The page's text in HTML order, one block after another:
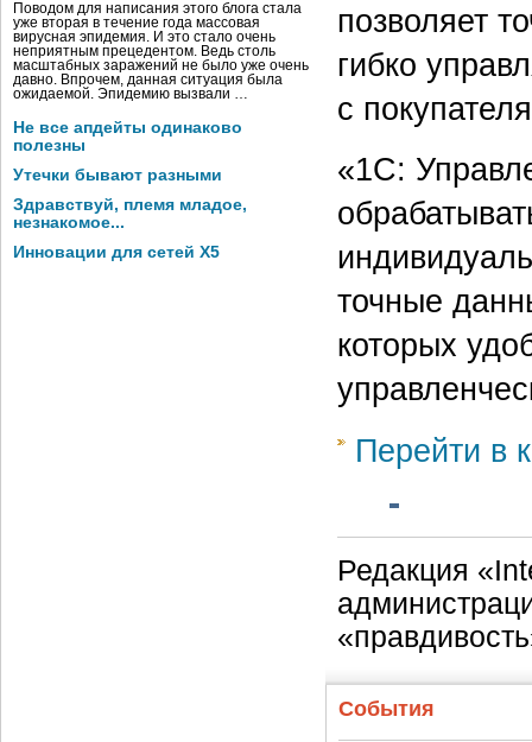
Поводом для написания этого блога стала
уже вторая в течение года массовая
вирусная эпидемия. И это стало очень
неприятным прецедентом. Ведь столь
масштабных заражений не было уже очень
давно. Впрочем, данная ситуация была
ожидаемой. Эпидемию вызвали …
Не все апдейты одинаково
полезны
Утечки бывают разными
Здравствуй, племя младое,
незнакомое...
Инновации для сетей X5
позволяет
гибко
с
«1С:
точные
которых
Перейти в
Редакция
События